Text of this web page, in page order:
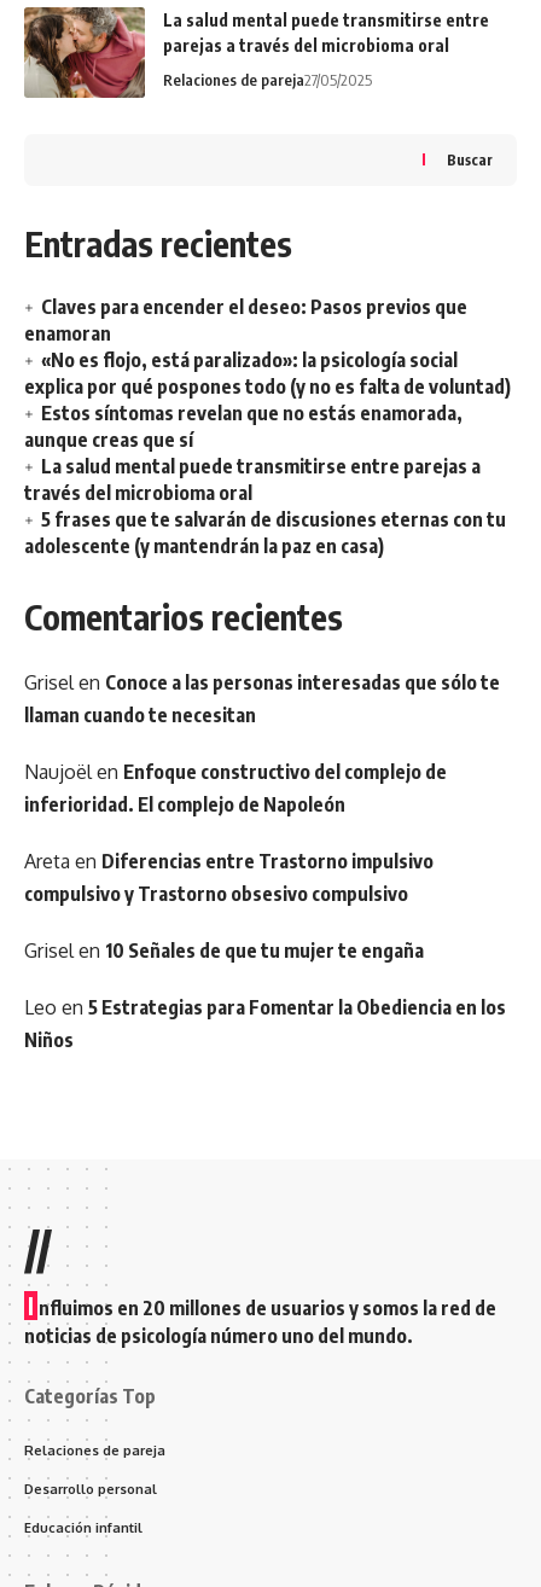
La salud mental puede transmitirse entre
parejas a través del microbioma oral
Relaciones de pareja27/05/2025
Buscar
Entradas recientes
Claves para encender el deseo: Pasos previos que
enamoran
«No es flojo, está paralizado»: la psicología social
explica por qué pospones todo (y no es falta de voluntad)
Estos síntomas revelan que no estás enamorada,
aunque creas que sí
La salud mental puede transmitirse entre parejas a
través del microbioma oral
5 frases que te salvarán de discusiones eternas con tu
adolescente (y mantendrán la paz en casa)
Comentarios recientes
Grisel en Conoce a las personas interesadas que sólo te
llaman cuando te necesitan
Naujoël en Enfoque constructivo del complejo de
inferioridad. El complejo de Napoleón
Areta en Diferencias entre Trastorno impulsivo
compulsivo y Trastorno obsesivo compulsivo
Grisel en 10 Señales de que tu mujer te engaña
Leo en 5 Estrategias para Fomentar la Obediencia en los
Niños
//
I nfluimos en 20 millones de usuarios y somos la red de
noticias de psicología número uno del mundo.
Categorías Top
Relaciones de pareja
Desarrollo personal
Educación infantil